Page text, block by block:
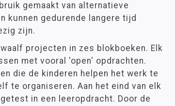
gemaakt van alternatieve
kunnen gedurende langere tijd
zijn.
projecten in zes blokboeken. Elk
met vooral 'open' opdrachten.
die de kinderen helpen het werk te
te organiseren. Aan het eind van elk
in een leeropdracht. Door de